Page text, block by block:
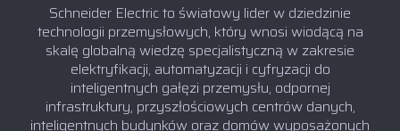
Schneider Electric to światowy lider w dziedzinie
technologii przemysłowych, który wnosi wiodącą na
skalę globalną wiedzę specjalistyczną w zakresie
elektryfikacji, automatyzacji i cyfryzacji do
inteligentnych gałęzi przemysłu, odpornej
infrastruktury, przyszłościowych centrów danych,
inteligentnych budynków oraz domów wyposażonych